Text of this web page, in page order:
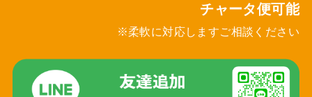
チャータ便可能
※柔軟に対応しますご相談ください